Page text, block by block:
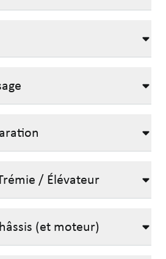
/ Élévateur
(et moteur)